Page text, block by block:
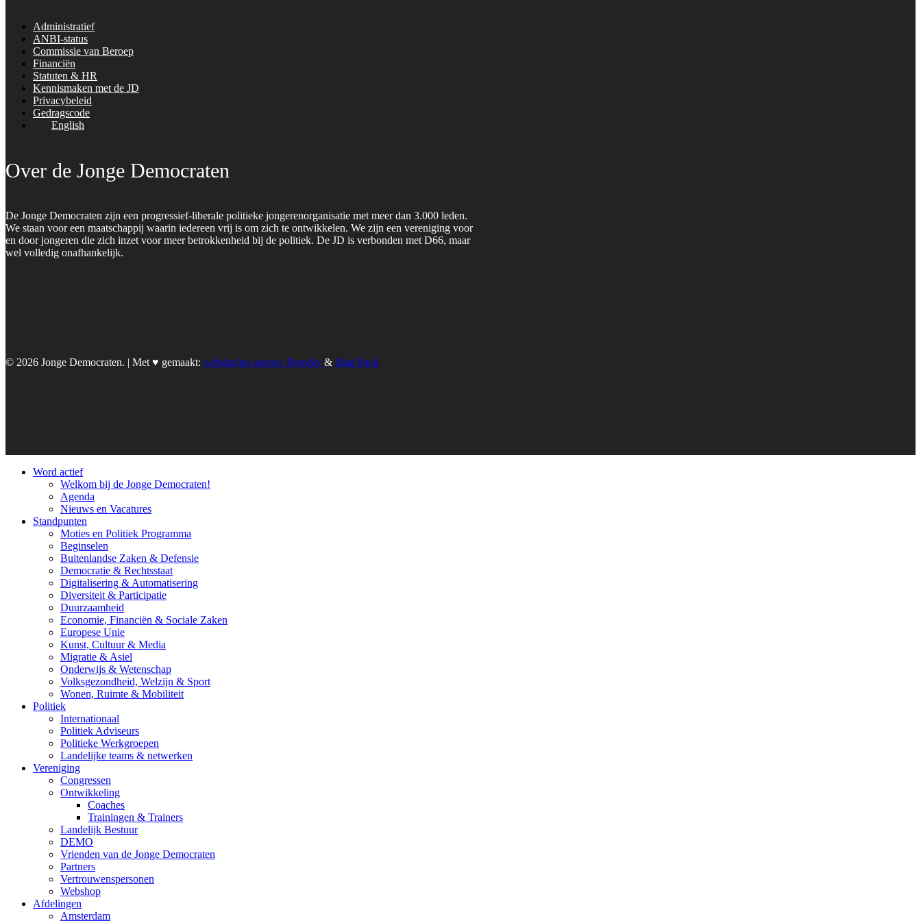
Administratief
ANBI-status
Commissie van Beroep
Financiën
Statuten & HR
Kennismaken met de JD
Privacybeleid
Gedragscode
English
Over de Jonge Democraten
De Jonge Democraten zijn een progressief-liberale politieke jongerenorganisatie met meer dan 3.000 leden.
We staan voor een maatschappij waarin iedereen vrij is om zich te ontwikkelen. We zijn een vereniging voor
en door jongeren die zich inzet voor meer betrokkenheid bij de politiek. De JD is verbonden met D66, maar
wel volledig onafhankelijk.
© 2026 Jonge Democraten. | Met ♥︎ gemaakt: webdesign agency Brendly & Mad Pack
Word actief
Welkom bij de Jonge Democraten!
Agenda
Nieuws en Vacatures
Standpunten
Moties en Politiek Programma
Beginselen
Buitenlandse Zaken & Defensie
Democratie & Rechtsstaat
Digitalisering & Automatisering
Diversiteit & Participatie
Duurzaamheid
Economie, Financiën & Sociale Zaken
Europese Unie
Kunst, Cultuur & Media
Migratie & Asiel
Onderwijs & Wetenschap
Volksgezondheid, Welzijn & Sport
Wonen, Ruimte & Mobiliteit
Politiek
Internationaal
Politiek Adviseurs
Politieke Werkgroepen
Landelijke teams & netwerken
Vereniging
Congressen
Ontwikkeling
Coaches
Trainingen & Trainers
Landelijk Bestuur
DEMO
Vrienden van de Jonge Democraten
Partners
Vertrouwenspersonen
Webshop
Afdelingen
Amsterdam